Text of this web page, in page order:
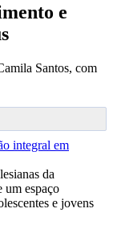
e
Santos, com
da
um espaço
e jovens